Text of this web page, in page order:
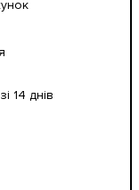
14 днів